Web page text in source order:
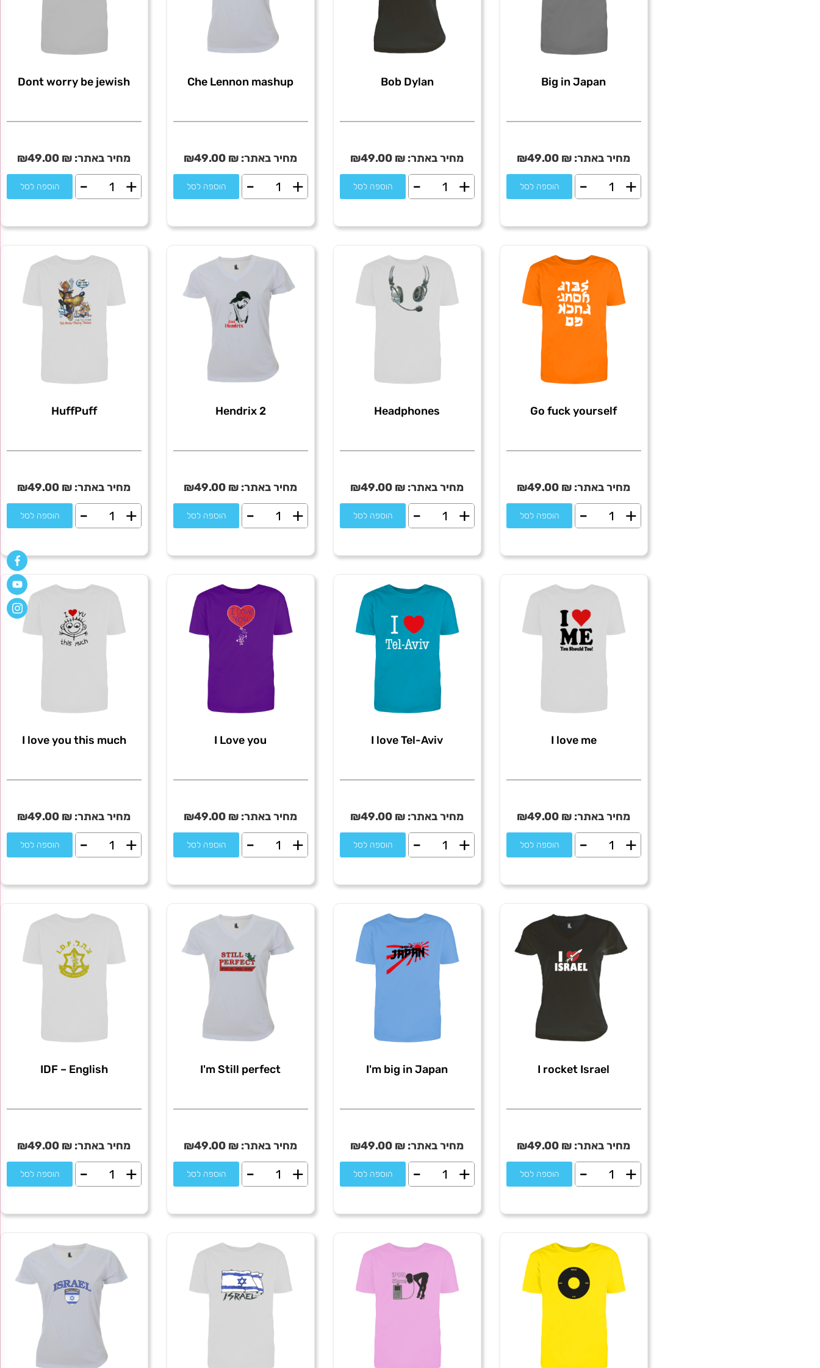
Big in Japan
מחיר באתר: ₪
₪49.00
+
כמות
של
Japan
- הוספה לסל
Bob Dylan
מחיר באתר: ₪
₪49.00
+
כמות
של
- הוספה לסל
Che Lennon mashup
מחיר באתר: ₪
₪49.00
+
כמות
של
mashup
- הוספה לסל
Dont worry be jewish
מחיר באתר: ₪
₪49.00
+
כמות
של
be
jewish
- הוספה לסל
Go fuck yourself
מחיר באתר: ₪
₪49.00
+
כמות
של
yourself
- הוספה לסל
Headphones
מחיר באתר: ₪
₪49.00
+
כמות
של
- הוספה לסל
Hendrix 2
מחיר באתר: ₪
₪49.00
+
כמות
של
- הוספה לסל
HuffPuff
מחיר באתר: ₪
₪49.00
+
כמות
של
- הוספה לסל
I love me
מחיר באתר: ₪
₪49.00
+
כמות
של
- הוספה לסל
I love Tel-Aviv
מחיר באתר: ₪
₪49.00
+
כמות
של
Tel-
Aviv
- הוספה לסל
I Love you
מחיר באתר: ₪
₪49.00
+
כמות
של
- הוספה לסל
I love you this much
מחיר באתר: ₪
₪49.00
+
כמות
של
you
this
much
- הוספה לסל
I rocket Israel
מחיר באתר: ₪
₪49.00
+
כמות
של
Israel
- הוספה לסל
I'm big in Japan
מחיר באתר: ₪
₪49.00
+
כמות
של
Japan
- הוספה לסל
I'm Still perfect
מחיר באתר: ₪
₪49.00
+
כמות
של
perfect
- הוספה לסל
IDF – English
מחיר באתר: ₪
₪49.00
+
כמות
של
English
- הוספה לסל